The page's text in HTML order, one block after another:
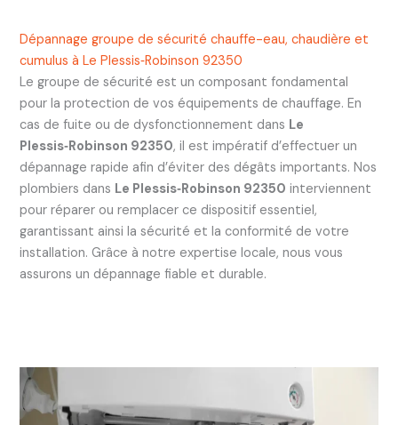
Dépannage groupe de sécurité chauffe-eau, chaudière et
cumulus à Le Plessis‑Robinson 92350
Le groupe de sécurité est un composant fondamental
pour la protection de vos équipements de chauffage. En
cas de fuite ou de dysfonctionnement dans Le
Plessis‑Robinson 92350, il est impératif d’effectuer un
dépannage rapide afin d’éviter des dégâts importants. Nos
plombiers dans Le Plessis‑Robinson 92350 interviennent
pour réparer ou remplacer ce dispositif essentiel,
garantissant ainsi la sécurité et la conformité de votre
installation. Grâce à notre expertise locale, nous vous
assurons un dépannage fiable et durable.